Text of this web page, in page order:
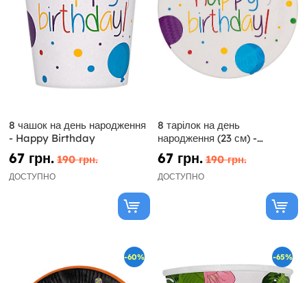
8 чашок на день народження
- Happy Birthday
67 грн. 190 грн.
ДОСТУПНО
8 тарілок на день
народження (23 см) -
Щасливого дня народження
67 грн. 190 грн.
ДОСТУПНО
-60% -65%